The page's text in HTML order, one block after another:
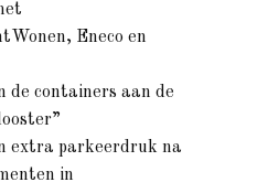
Eneco en
de containers aan de
extra parkeerdruk na
in